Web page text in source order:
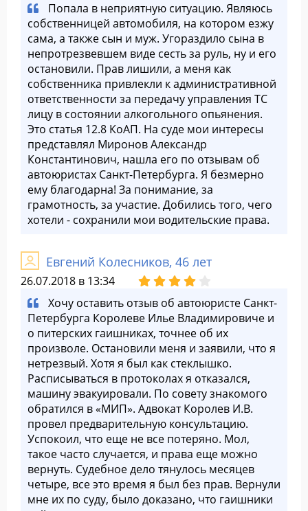
Попала в неприятную ситуацию. Являюсь
собственницей автомобиля, на котором езжу
сама, а также сын и муж. Угораздило сына в
непротрезвевшем виде сесть за руль, ну и его
остановили. Прав лишили, а меня как
собственника привлекли к административной
ответственности за передачу управления ТС
лицу в состоянии алкогольного опьянения.
Это статья 12.8 КоАП. На суде мои интересы
представлял Миронов Александр
Константинович, нашла его по отзывам об
автоюристах Санкт-Петербурга. Я безмерно
ему благодарна! За понимание, за
грамотность, за участие. Добились того, чего
хотели - сохранили мои водительские права.
Евгений Колесников, 46 лет
26.07.2018 в 13:34
Хочу оставить отзыв об автоюристе Санкт-
Петербурга Королеве Илье Владимировиче и
о питерских гаишниках, точнее об их
произволе. Остановили меня и заявили, что я
нетрезвый. Хотя я был как стеклышко.
Расписываться в протоколах я отказался,
машину эвакуировали. По совету знакомого
обратился в «МИП». Адвокат Королев И.В.
провел предварительную консультацию.
Успокоил, что еще не все потеряно. Мол,
такое часто случается, и права еще можно
вернуть. Судебное дело тянулось месяцев
четыре, все это время я был без прав. Вернули
мне их по суду, было доказано, что гаишники